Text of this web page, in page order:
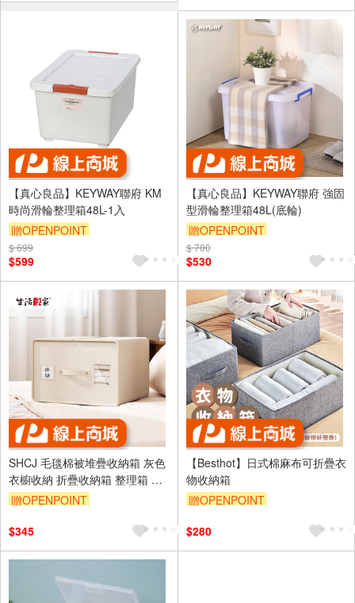
【真心良品】KEYWAY聯府 KM
時尚滑輪整理箱48L-1入
贈OPENPOINT
訂單滿1999享95折
$ 699
$599
【真心良品】KEYWAY聯府 強固
型滑輪整理箱48L(底輪)
贈OPENPOINT
訂單滿1999享95折
$ 700
$530
SHCJ 毛毯棉被堆疊收納箱 灰色
衣櫥收納 折疊收納箱 整理箱 衣
物收納 棉被收納 床下收納箱 搬
贈OPENPOINT
$345
【Besthot】日式棉麻布可折疊衣
物收納箱
贈OPENPOINT
$280